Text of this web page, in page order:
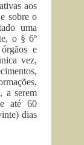
aos
sobre o
uma
o § 6º
e
vez,
a serem
até 60
dias